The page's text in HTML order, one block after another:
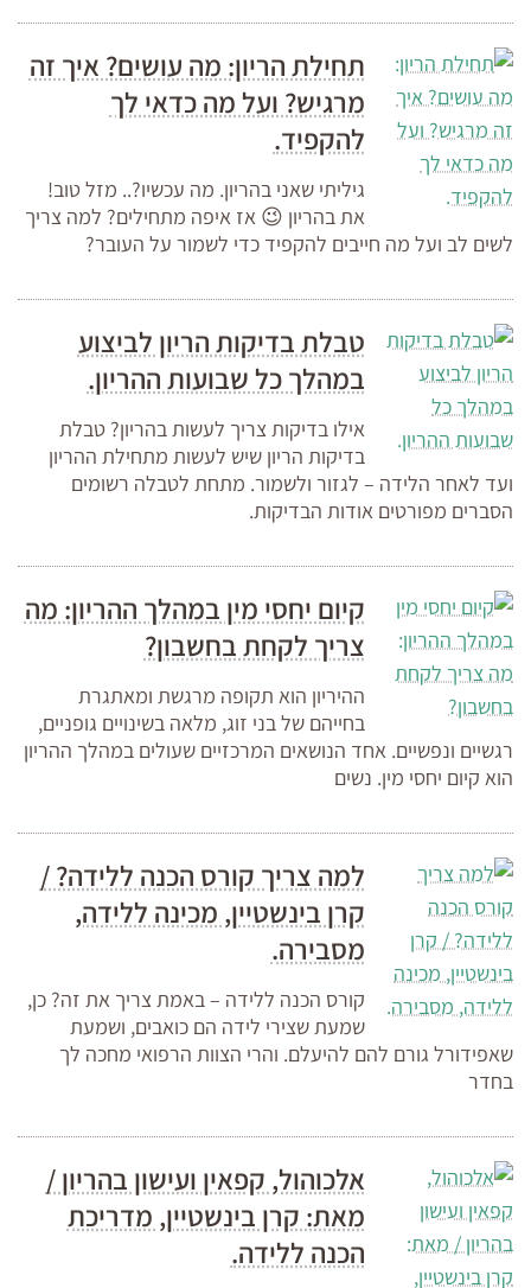
תחילת הריון: מה עושים? איך זה
מרגיש? ועל מה כדאי לך
להקפיד.
גיליתי שאני בהריון. מה עכשיו?.. מזל טוב!
את בהריון 😉 אז איפה מתחילים? למה צריך
לשים לב ועל מה חייבים להקפיד כדי לשמור על העובר?
טבלת בדיקות הריון לביצוע
במהלך כל שבועות ההריון.
אילו בדיקות צריך לעשות בהריון? טבלת
בדיקות הריון שיש לעשות מתחילת ההריון
ועד לאחר הלידה – לגזור ולשמור. מתחת לטבלה רשומים
הסברים מפורטים אודות הבדיקות.
קיום יחסי מין במהלך ההריון: מה
צריך לקחת בחשבון?
ההיריון הוא תקופה מרגשת ומאתגרת
בחייהם של בני זוג, מלאה בשינויים גופניים,
רגשיים ונפשיים. אחד הנושאים המרכזיים שעולים במהלך ההריון
הוא קיום יחסי מין. נשים
למה צריך קורס הכנה ללידה? /
קרן בינשטיין, מכינה ללידה,
מסבירה.
קורס הכנה ללידה – באמת צריך את זה? כן,
שמעת שצירי לידה הם כואבים, ושמעת
שאפידורל גורם להם להיעלם. והרי הצוות הרפואי מחכה לך
בחדר
אלכוהול, קפאין ועישון בהריון /
מאת: קרן בינשטיין, מדריכת
הכנה ללידה.